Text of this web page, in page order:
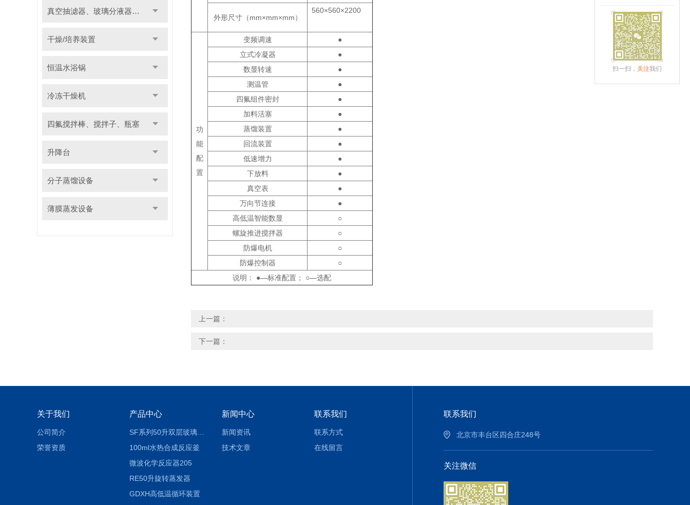
真空抽滤器、玻璃分液器系列
干燥/培养装置
恒温水浴锅
冷冻干燥机
四氟搅拌棒、搅拌子、瓶塞
升降台
分子蒸馏设备
薄膜蒸发设备
外形尺寸（mm×mm×mm）
560×560×2200
功
能
配
置
变频调速
●
立式冷凝器
●
数显转速
●
测温管
●
四氟组件密封
●
加料活塞
●
蒸馏装置
●
回流装置
●
低速增力
●
下放料
●
真空表
●
万向节连接
●
高低温智能数显
○
螺旋推进搅拌器
○
防爆电机
○
防爆控制器
○
说明： ●—标准配置； ○—选配
上一篇：
下一篇：
关于我们
公司简介
荣誉资质
产品中心
SF系列50升双层玻璃反应釜
100ml水热合成反应釜
微波化学反应器205
RE50升旋转蒸发器
GDXH高低温循环装置
新闻中心
新闻资讯
技术文章
联系我们
联系方式
在线留言
联系我们
北京市丰台区四合庄248号
关注微信
扫一扫， 关注我们